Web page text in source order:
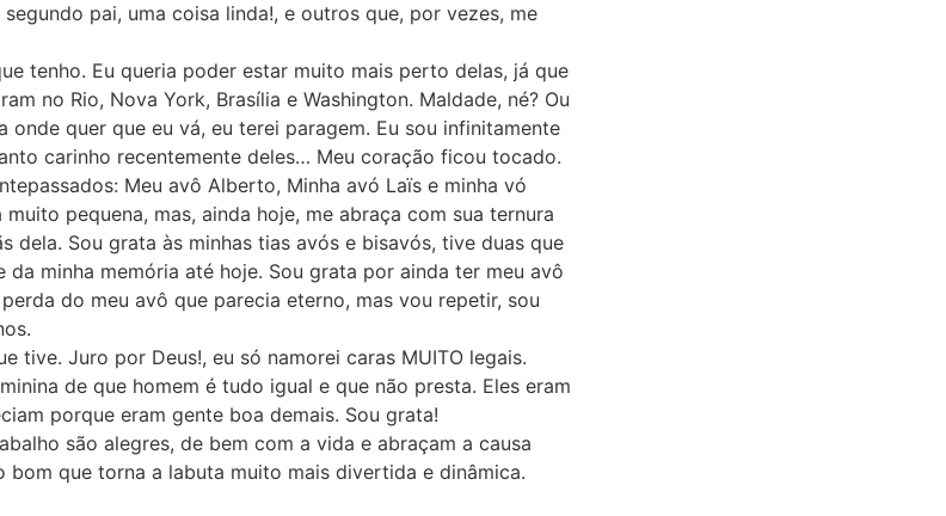
pai, uma coisa linda!, e outros que, por vezes, me
tenho. Eu queria poder estar muito mais perto delas, já que
no Rio, Nova York, Brasília e Washington. Maldade, né? Ou
onde quer que eu vá, eu terei paragem. Eu sou infinitamente
carinho recentemente deles… Meu coração ficou tocado.
Meu avô Alberto, Minha avó Laïs e minha vó
pequena, mas, ainda hoje, me abraça com sua ternura
dela. Sou grata às minhas tias avós e bisavós, tive duas que
minha memória até hoje. Sou grata por ainda ter meu avô
do meu avô que parecia eterno, mas vou repetir, sou
tive. Juro por Deus!, eu só namorei caras MUITO legais.
de que homem é tudo igual e que não presta. Eles eram
porque eram gente boa demais. Sou grata!
são alegres, de bem com a vida e abraçam a causa
bom que torna a labuta muito mais divertida e dinâmica.